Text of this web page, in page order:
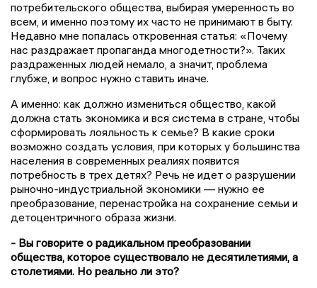
потребительского общества, выбирая умеренность во
всем, и именно поэтому их часто не принимают в быту.
Недавно мне попалась откровенная статья: «Почему
нас раздражает пропаганда многодетности?». Таких
раздраженных людей немало, а значит, проблема
глубже, и вопрос нужно ставить иначе.
А именно: как должно измениться общество, какой
должна стать экономика и вся система в стране, чтобы
сформировать лояльность к семье? В какие сроки
возможно создать условия, при которых у большинства
населения в современных реалиях появится
потребность в трех детях? Речь не идет о разрушении
рыночно-индустриальной экономики — нужно ее
преобразование, перенастройка на сохранение семьи и
детоцентричного образа жизни.
- Вы говорите о радикальном преобразовании
общества, которое существовало не десятилетиями, а
столетиями. Но реально ли это?